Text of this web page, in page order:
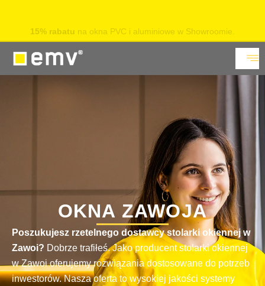
Sprawdź
OKNA ZAWOJA
Poszukujesz rzetelnego dostawcy stolarki okiennej w
Zawoi? Dobrze trafiłeś. Jako producent stolarki okiennej
w Zawoi oferujemy rozwiązania dostosowane do potrzeb
inwestorów. Nasza oferta to wysokiej jakości systemy